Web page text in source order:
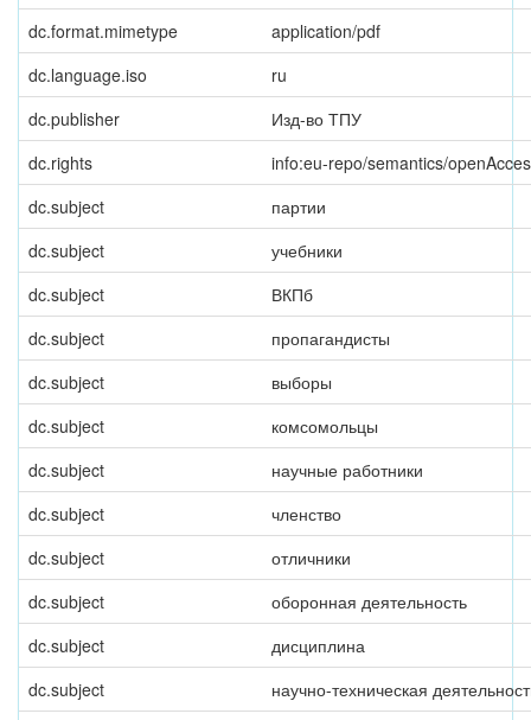
dc.format.mimetype
application/pdf
dc.language.iso
ru
dc.publisher
Изд-во ТПУ
dc.rights
info:eu-repo/semantics/
dc.subject
партии
dc.subject
учебники
dc.subject
ВКПб
dc.subject
пропагандисты
dc.subject
выборы
dc.subject
комсомольцы
dc.subject
научные работники
dc.subject
членство
dc.subject
отличники
dc.subject
оборонная деятельность
dc.subject
дисциплина
dc.subject
научно-техническая